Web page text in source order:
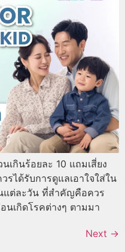
เกินร้อยละ 10 แถมเสี่ยง
รได้รับการดูแลเอาใจใส่ใน
แต่ละวัน ที่สำคัญคือควร
นเกิดโรคต่างๆ ตามมา
Next →